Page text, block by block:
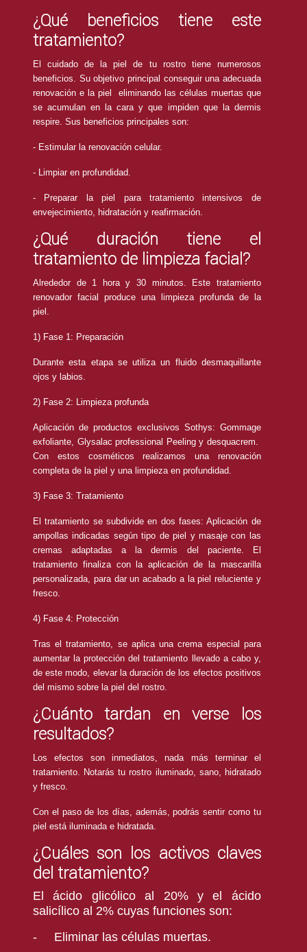
¿Qué beneficios tiene este
tratamiento?
El cuidado de la piel de tu rostro tiene numerosos
beneficios. Su objetivo principal conseguir una adecuada
renovación e la piel eliminando las células muertas que
se acumulan en la cara y que impiden que la dermis
respire. Sus beneficios principales son:
- Estimular la renovación celular.
- Limpiar en profundidad.
- Preparar la piel para tratamiento intensivos de
envejecimiento, hidratación y reafirmación.
¿Qué duración tiene el
tratamiento de limpieza facial?
Alrededor de 1 hora y 30 minutos. Este tratamiento
renovador facial produce una limpieza profunda de la
piel.
1) Fase 1: Preparación
Durante esta etapa se utiliza un fluido desmaquillante
ojos y labios.
2) Fase 2: Limpieza profunda
Aplicación de productos exclusivos Sothys: Gommage
exfoliante, Glysalac professional Peeling y desquacrem.
Con estos cosméticos realizamos una renovación
completa de la piel y una limpieza en profundidad.
3) Fase 3: Tratamiento
El tratamiento se subdivide en dos fases: Aplicación de
ampollas indicadas según tipo de piel y masaje con las
cremas adaptadas a la dermis del paciente. El
tratamiento finaliza con la aplicación de la mascarilla
personalizada, para dar un acabado a la piel reluciente y
fresco.
4) Fase 4: Protección
Tras el tratamiento, se aplica una crema especial para
aumentar la protección del tratamiento llevado a cabo y,
de este modo, elevar la duración de los efectos positivos
del mismo sobre la piel del rostro.
¿Cuánto tardan en verse los
resultados?
Los efectos son inmediatos, nada más terminar el
tratamiento. Notarás tu rostro iluminado, sano, hidratado
y fresco.
Con el paso de los días, además, podrás sentir como tu
piel está iluminada e hidratada.
¿Cuáles son los activos claves
del tratamiento?
El ácido glicólico al 20% y el ácido
salicílico al 2% cuyas funciones son:
-
Eliminar las células muertas.